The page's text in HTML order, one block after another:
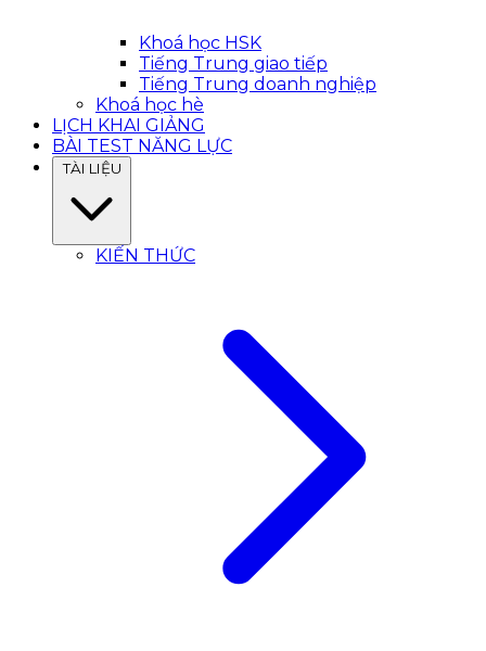
Khoá học HSK
Tiếng Trung giao tiếp
Tiếng Trung doanh nghiệp
Khoá học hè
LỊCH KHAI GIẢNG
BÀI TEST NĂNG LỰC
TÀI LIỆU
KIẾN THỨC